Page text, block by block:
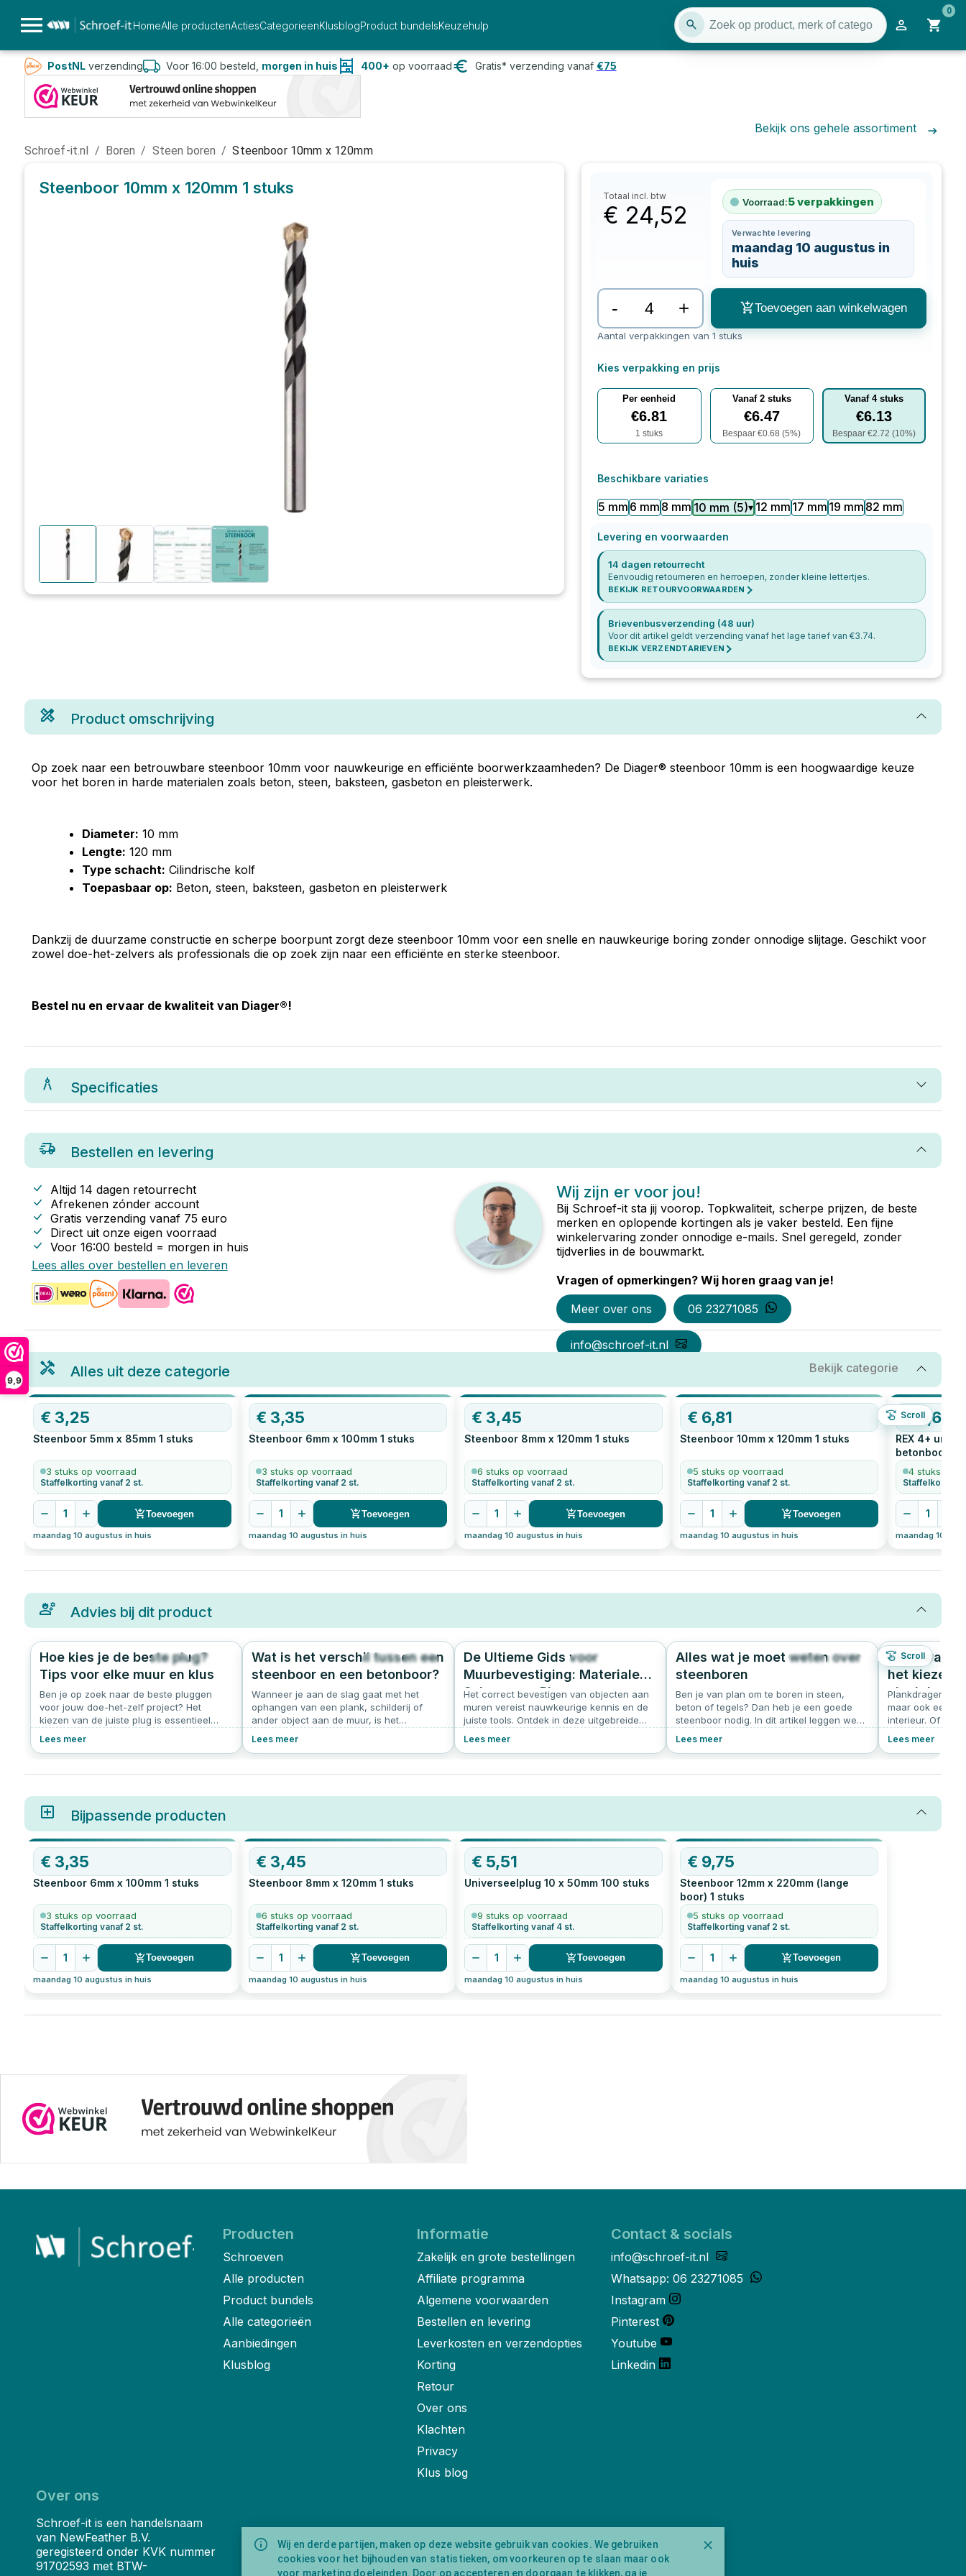
9,9
Wij en derde partijen, maken op deze website gebruik van cookies. We gebruiken
cookies voor het bijhouden van statistieken, om voorkeuren op te slaan maar ook
voor marketing doeleinden. Door op accepteren en doorgaan te klikken, ga je
HomeAlle productenActiesCategorieenKlusblogProduct bundelsKeuzehulp
0
PostNLverzending Voor 16:00 besteld, morgen in huis 400+ op voorraad Gratis* verzending vanaf €75
Bekijk ons gehele assortiment
Schroef-it.nl / Boren / Steen boren / Steenboor 10mm x 120mm
Steenboor 10mm x 120mm 1 stuks Totaal incl. btw
€ 24,52 Voorraad:5verpakkingen
Verwachte levering
maandag 10 augustus in
huis
- + Toevoegen aan winkelwagen
Aantal verpakkingen van 1 stuks
Kies verpakking en prijs
Per eenheid
€6.81
1 stuks
Vanaf 2stuks
€6.47
Bespaar €0.68 (5%)
Vanaf4stuks
€6.13
Bespaar €2.72 (10%)
Beschikbare variaties
5 mm 6 mm 8 mm 10 mm (5)▾ 12 mm 17 mm 19 mm 82 mm
Levering en voorwaarden
14 dagen retourrecht
Eenvoudig retourneren en herroepen, zonder kleine lettertjes.
BEKIJK RETOURVOORWAARDEN
Brievenbusverzending (48 uur)
Voor dit artikel geldt verzending vanaf het lage tarief van €3.74.
BEKIJK VERZENDTARIEVEN
Product omschrijving
Op zoek naar een betrouwbare steenboor 10mm voor nauwkeurige en efficiënte boorwerkzaamheden? De Diager® steenboor 10mm is een hoogwaardige keuze
voor het boren in harde materialen zoals beton, steen, baksteen, gasbeton en pleisterwerk.
Diameter: 10 mm
Lengte: 120 mm
Type schacht: Cilindrische kolf
Toepasbaar op: Beton, steen, baksteen, gasbeton en pleisterwerk
Dankzij de duurzame constructie en scherpe boorpunt zorgt deze steenboor 10mm voor een snelle en nauwkeurige boring zonder onnodige slijtage. Geschikt voor
zowel doe-het-zelvers als professionals die op zoek zijn naar een efficiënte en sterke steenboor.
Bestel nu en ervaar de kwaliteit van Diager®!
Specificaties
Bestellen en levering
Altijd 14 dagen retourrecht
Afrekenen zónder account
Gratis verzending vanaf 75 euro
Direct uit onze eigen voorraad
Voor 16:00 besteld = morgen in huis
Lees alles over bestellen en leveren
Wij zijn er voor jou!
Bij Schroef-it sta jij voorop. Topkwaliteit, scherpe prijzen, de beste
merken en oplopende kortingen als je vaker besteld. Een fijne
winkelervaring zonder onnodige e-mails. Snel geregeld, zonder
tijdverlies in de bouwmarkt.
Vragen of opmerkingen? Wij horen graag van je!
Meer over ons
06 23271085
info@schroef-it.nl
Alles uit deze categorie Bekijk categorie
Scroll
€ 3,25
Steenboor 5mm x 85mm 1 stuks
3 stuks op voorraad
Staffelkorting vanaf 2 st.
1 Toevoegen
maandag 10 augustus in huis
€ 3,35
Steenboor 6mm x 100mm 1 stuks
3 stuks op voorraad
Staffelkorting vanaf 2 st.
1 Toevoegen
maandag 10 augustus in huis
€ 3,45
Steenboor 8mm x 120mm 1 stuks
6 stuks op voorraad
Staffelkorting vanaf 2 st.
1 Toevoegen
maandag 10 augustus in huis
€ 6,81
Steenboor 10mm x 120mm 1 stuks
5 stuks op voorraad
Staffelkorting vanaf 2 st.
1 Toevoegen
maandag 10 augustus in huis
€4,62
REX 4+
betonboor
stuks4 stuks op
Staffelkorting
1
maandag 10
Advies bij dit product
Scroll
596 4.7
Hoe kies je de beste plug?
Tips voor elke muur en klus
Ben je op zoek naar de beste pluggen
voor jouw doe-het-zelf project? Het
kiezen van de juiste plug is essentieel
Het gebruik van de juiste plug voorkomt
ervoor dat het object stevig blijft hangen.
bakstenen muur of betonnen wand wilt
ophangen, de diverse soorten pluggen
zorgen er voor dat jouw project stevig kan
worden bevestigd. Denk hierbij aan
universele pluggen, expansiepluggen,
hollewandpluggen, keilbouten en
slagpluggen.
Lees meer
442 4.7
Wat is het verschil tussen een
steenboor en een betonboor?
Wanneer je aan de slag gaat met het
ophangen van een plank, schilderij of
ander object aan de muur, is het
Zeker als je door harde materialen zoals
veelgebruikte boortypes zijn de steenboor
gezicht op elkaar lijken, zijn er duidelijke
Lees meer
1380
De Ultieme Gids voor
Muurbevestiging: Materialen,
Schroeven, Pluggen,
Draagkracht en
Schroeflengtes
Het correct bevestigen van objecten aan
muren vereist nauwkeurige kennis en de
juiste tools. Ontdek in deze uitgebreide
de ideale schroeven kiest, welke plug bij
draagkracht van de pluggen en
veilige en duurzame muurbevestiging.
schroef-plug-boor conversietabel om
altijd de juiste maat pluggen bij je
schroeven te vinden.
Lees meer
482 4.7
Alles wat je moet weten over
steenboren
Ben je van plan om te boren in steen,
beton of tegels? Dan heb je een goede
steenboor nodig. In dit artikel leggen we
je deze gebruikt, welke soorten er zijn en
nu een beginnende klusser bent of een
steenboor wordt jouw project een stuk
Lees meer
Alles wat je
het kiezen
Plankdragers
maar ook een
interieur. Of je
toevoegen, de
hoeveel
schroeven je
meer. Ontdek
Lees meer
Bijpassende producten
€ 3,35
Steenboor 6mm x 100mm 1 stuks
3 stuks op voorraad
Staffelkorting vanaf 2 st.
1 Toevoegen
maandag 10 augustus in huis
€ 3,45
Steenboor 8mm x 120mm 1 stuks
6 stuks op voorraad
Staffelkorting vanaf 2 st.
1 Toevoegen
maandag 10 augustus in huis
€ 5,51
Universeelplug 10 x 50mm 100 stuks
9 stuks op voorraad
Staffelkorting vanaf 4 st.
1 Toevoegen
maandag 10 augustus in huis
€ 9,75
Steenboor 12mm x 220mm (lange
boor) 1 stuks
5 stuks op voorraad
Staffelkorting vanaf 2 st.
1 Toevoegen
maandag 10 augustus in huis
Producten
Schroeven
Alle producten
Product bundels
Alle categorieën
Aanbiedingen
Klusblog
Informatie
Zakelijk en grote bestellingen
Affiliate programma
Algemene voorwaarden
Bestellen en levering
Leverkosten en verzendopties
Korting
Retour
Over ons
Klachten
Privacy
Klus blog
Contact & socials
info@schroef-it.nl
Whatsapp: 06 23271085
Instagram
Pinterest
Youtube
Linkedin
Over ons
Schroef-it is een handelsnaam
van NewFeather B.V.
geregisteerd onder KVK nummer
91702593 met BTW-